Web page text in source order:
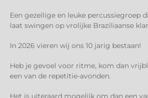
Een gezellige en leuke percussiegroep
laat swingen op vrolijke Braziliaanse
In 2026 vieren wij ons 10 jarig bestaan!
Heb je gevoel voor ritme, kom dan
een van de repetitie-avonden.
Het is uiteraard mogelijk om dan een